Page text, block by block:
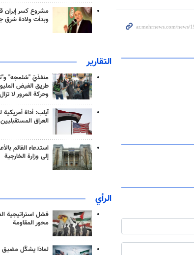
مشروع كسر إيران
وبدأت ولادة شرق
التقارير
منفذَيّ "شلمجه"
طريق الفيض
وحركة المرور لا
آيلب: أداة أمريكية
العراق المستقبليين
استدعاء القائم
إلى وزارة الخارجية
الرأي
فشل استراتيجية
محور المقاومة
لماذا يشكّل مضيق